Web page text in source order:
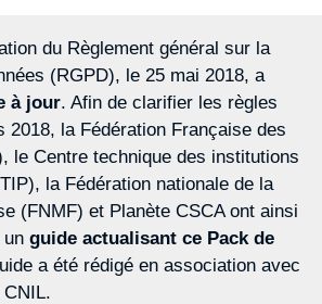
du Règlement général sur la
(RGPD), le 25 mai 2018, a
à jour. Afin de clarifier les règles
2018, la Fédération Française des
le Centre technique des institutions
la Fédération nationale de la
(FNMF) et Planète CSCA ont ainsi
un guide actualisant ce Pack de
a été rédigé en association avec